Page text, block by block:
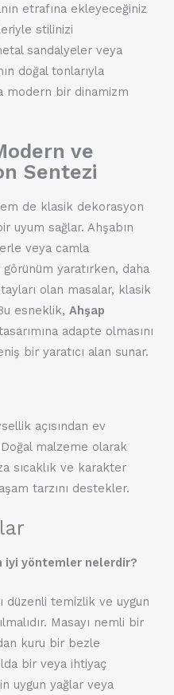
etrafına ekleyeceğiniz
stilinizi
sandalyeler veya
doğal tonlarıyla
modern bir dinamizm
ve
Sentezi
de klasik dekorasyon
uyum sağlar. Ahşabın
veya camla
yaratırken, daha
olan masalar, klasik
esneklik, Ahşap
adapte olmasını
bir yaratıcı alan sunar.
açısından ev
malzeme olarak
sıcaklık ve karakter
tarzını destekler.
iyi yöntemler nelerdir?
düzenli temizlik ve uygun
Masayı nemli bir
kuru bir bezle
bir veya ihtiyaç
uygun yağlar veya